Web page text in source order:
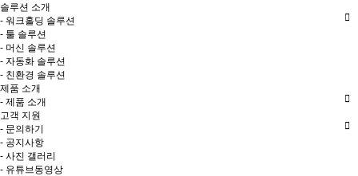
솔루션 소개
- 워크홀딩 솔루션
- 툴 솔루션
- 머신 솔루션
- 자동화 솔루션
- 친환경 솔루션
제품 소개
- 제품 소개
고객 지원
- 문의하기
- 공지사항
- 사진 갤러리
- 유튜브동영상